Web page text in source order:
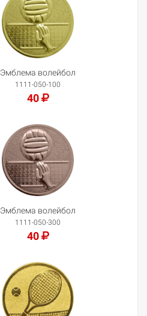
Эмблема волейбол
1111-050-100
40
Добавить в корзину
Эмблема волейбол
1111-050-300
40
Добавить в корзину